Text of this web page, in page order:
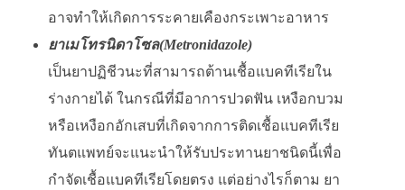
อาจทำให้เกิดการระคายเคืองกระเพาะอาหาร
ยาเมโทรนิดาโซล(Metronidazole)
เป็นยาปฏิชีวนะที่สามารถต้านเชื้อแบคทีเรียใน
ร่างกายได้ ในกรณีที่มีอาการปวดฟัน เหงือกบวม
หรือเหงือกอักเสบที่เกิดจากการติดเชื้อแบคทีเรีย
ทันตแพทย์จะแนะนำให้รับประทานยาชนิดนี้เพื่อ
กำจัดเชื้อแบคทีเรียโดยตรง แต่อย่างไรก็ตาม ยา